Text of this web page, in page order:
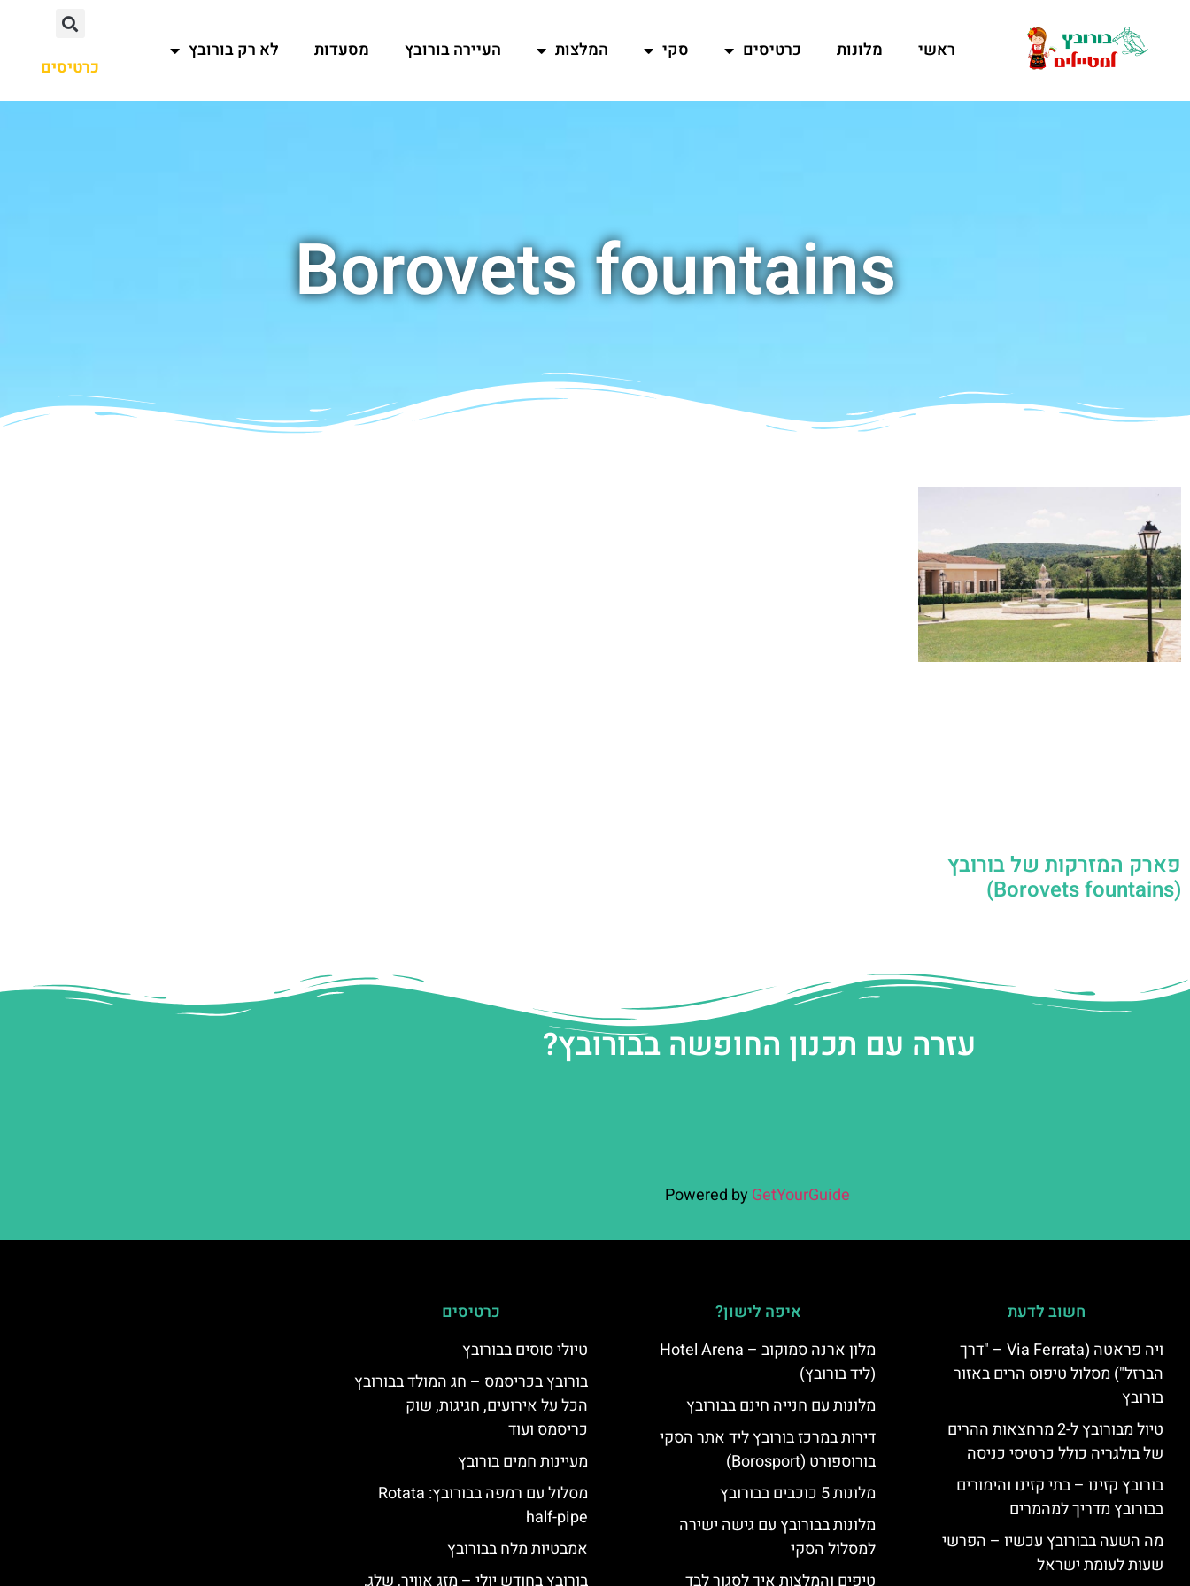
ראשי מלונות כרטיסים סקי המלצות העיירה בורובץ מסעדות לא רק בורובץ
כרטיסים
Borovets fountains
פארק המזרקות של בורובץ
(Borovets fountains)
עזרה עם תכנון החופשה בבורובץ?
Powered by GetYourGuide
חשוב לדעת
ויה פראטה (Via Ferrata – "דרך
הברזל") מסלול טיפוס הרים באזור
בורובץ
טיול מבורובץ ל-2 מרחצאות ההרים
של בולגריה כולל כרטיסי כניסה
בורובץ קזינו – בתי קזינו והימורים
בבורובץ מדריך למהמרים
מה השעה בבורובץ עכשיו – הפרשי
שעות לעומת ישראל
איפה לישון?
מלון ארנה סמוקוב – Hotel Arena
(ליד בורובץ)
מלונות עם חנייה חינם בבורובץ
דירות במרכז בורובץ ליד אתר הסקי
בורוספורט (Borosport)
מלונות 5 כוכבים בבורובץ
מלונות בבורובץ עם גישה ישירה
למסלול הסקי
כרטיסים
טיולי סוסים בבורובץ
בורובץ בכריסמס – חג המולד בבורובץ
הכל על אירועים, חגיגות, שוק
כריסמס ועוד
מעיינות חמים בורובץ
מסלול עם רמפה בבורובץ: Rotata
half-pipe
אמבטיות מלח בבורובץ